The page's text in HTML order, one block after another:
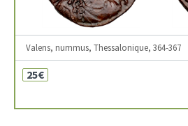
Valens, nummus, Thessalonique, 364-367
25€